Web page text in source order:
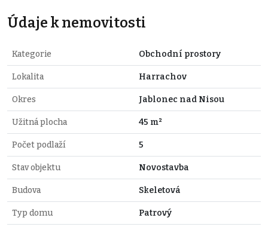
Údaje k nemovitosti
Kategorie Obchodní prostory
Lokalita Harrachov
Okres Jablonec nad Nisou
Užitná plocha 45 m²
Počet podlaží 5
Stav objektu Novostavba
Budova Skeletová
Typ domu Patrový